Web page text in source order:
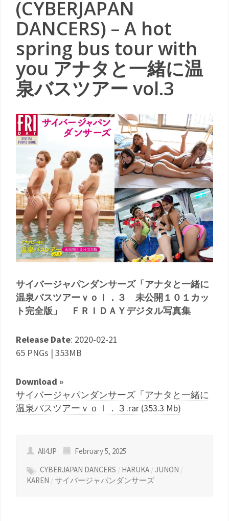
(CYBERJAPAN
DANCERS) – A hot
spring bus tour with
you アナタと一緒に温
泉バスツアー vol.3
サイバージャパンダンサーズ「アナタと一緒に
温泉バスツアーｖｏｌ．３ 未公開１０１カッ
ト完全版」 ＦＲＩＤＡＹデジタル写真集
Release Date: 2020-02-21
65 PNGs | 353MB
Download »
サイバージャパンダンサーズ「アナタと一緒に
温泉バスツアーｖｏｌ．３.rar (353.3 Mb)
All4JP
February 5, 2025
CYBERJAPAN DANCERS / HARUKA /JUNON /
KAREN /サイバージャパンダンサーズ